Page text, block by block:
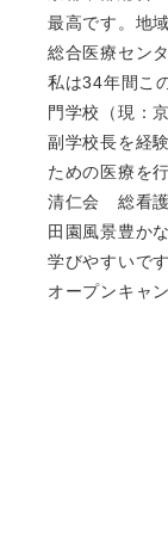
最高です。地
総合医療セン
私は34年間こ
門学校（現：
副学校長を経
ための医療を
清仁会 総看護
田園風景豊か
学びやすいです
オープンキャ